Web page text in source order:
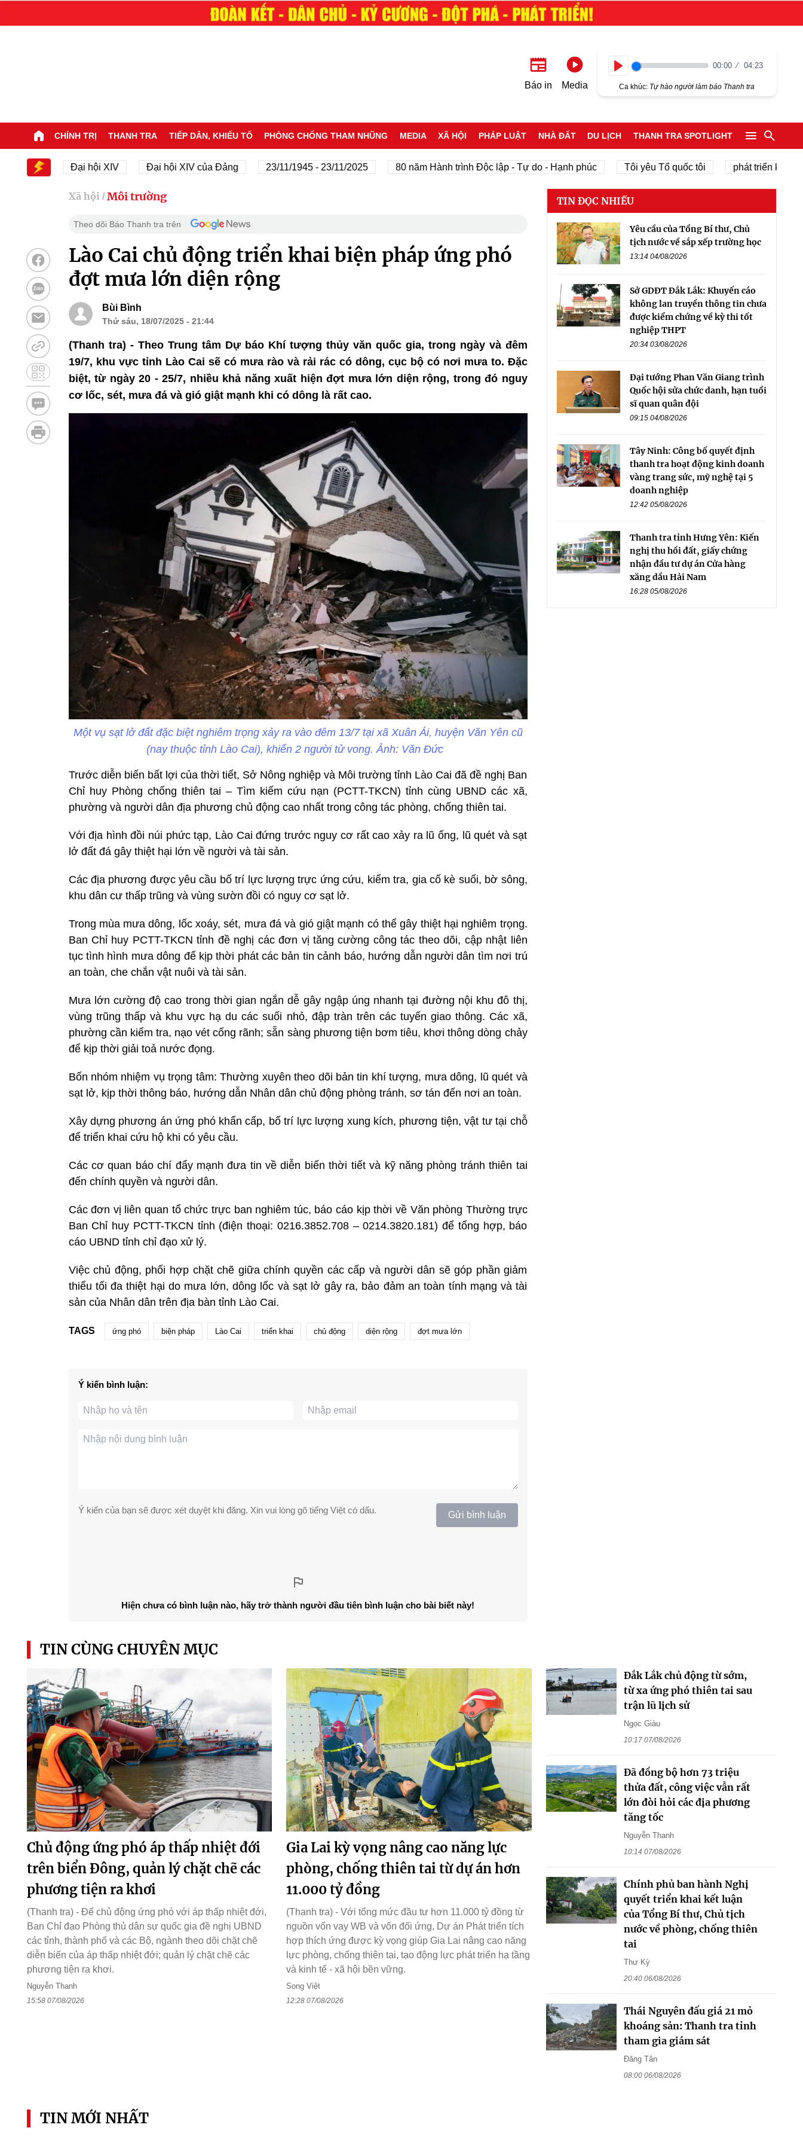
Báo in Media
00:00 04:23
Ca khúc: Tự hào người làm báo Thanh tra
CHÍNH TRỊ THANH TRA TIẾP DÂN, KHIẾU TỐ PHÒNG CHỐNG THAM NHŨNG MEDIA XÃ HỘI PHÁP LUẬT NHÀ ĐẤT DU LỊCH THANH TRA SPOTLIGHT
Đại hội XIV Đại hội XIV của Đảng 23/11/1945 - 23/11/2025 80 năm Hành trình Độc lập - Tự do - Hạnh phúc Tôi yêu Tổ quốc tôi phát triển kinh tế tư
Xã hội / Môi trường
Theo dõi Báo Thanh tra trên
Lào Cai chủ động triển khai biện pháp ứng phó
đợt mưa lớn diện rộng
Bùi Bình
Thứ sáu, 18/07/2025 - 21:44
(Thanh tra) - Theo Trung tâm Dự báo Khí tượng thủy văn quốc gia, trong ngày và đêm
19/7, khu vực tỉnh Lào Cai sẽ có mưa rào và rải rác có dông, cục bộ có nơi mưa to. Đặc
biệt, từ ngày 20 - 25/7, nhiều khả năng xuất hiện đợt mưa lớn diện rộng, trong đó nguy
cơ lốc, sét, mưa đá và gió giật mạnh khi có dông là rất cao.
Một vụ sạt lở đất đặc biệt nghiêm trọng xảy ra vào đêm 13/7 tại xã Xuân Ái, huyện Văn Yên cũ
(nay thuộc tỉnh Lào Cai), khiến 2 người tử vong. Ảnh: Văn Đức
Trước diễn biến bất lợi của thời tiết, Sở Nông nghiệp và Môi trường tỉnh Lào Cai đã đề nghị Ban
Chỉ huy Phòng chống thiên tai – Tìm kiếm cứu nạn (PCTT-TKCN) tỉnh cùng UBND các xã,
phường và người dân địa phương chủ động cao nhất trong công tác phòng, chống thiên tai.
Với địa hình đồi núi phức tạp, Lào Cai đứng trước nguy cơ rất cao xảy ra lũ ống, lũ quét và sạt
lở đất đá gây thiệt hại lớn về người và tài sản.
Các địa phương được yêu cầu bố trí lực lượng trực ứng cứu, kiểm tra, gia cố kè suối, bờ sông,
khu dân cư thấp trũng và vùng sườn đồi có nguy cơ sạt lở.
Trong mùa mưa dông, lốc xoáy, sét, mưa đá và gió giật mạnh có thể gây thiệt hại nghiêm trọng.
Ban Chỉ huy PCTT-TKCN tỉnh đề nghị các đơn vị tăng cường công tác theo dõi, cập nhật liên
tục tình hình mưa dông để kịp thời phát các bản tin cảnh báo, hướng dẫn người dân tìm nơi trú
an toàn, che chắn vật nuôi và tài sản.
Mưa lớn cường độ cao trong thời gian ngắn dễ gây ngập úng nhanh tại đường nội khu đô thị,
vùng trũng thấp và khu vực hạ du các suối nhỏ, đập tràn trên các tuyến giao thông. Các xã,
phường cần kiểm tra, nạo vét cống rãnh; sẵn sàng phương tiện bơm tiêu, khơi thông dòng chảy
để kịp thời giải toả nước đọng.
Bốn nhóm nhiệm vụ trọng tâm: Thường xuyên theo dõi bản tin khí tượng, mưa dông, lũ quét và
sạt lở, kịp thời thông báo, hướng dẫn Nhân dân chủ động phòng tránh, sơ tán đến nơi an toàn.
Xây dựng phương án ứng phó khẩn cấp, bố trí lực lượng xung kích, phương tiện, vật tư tại chỗ
để triển khai cứu hộ khi có yêu cầu.
Các cơ quan báo chí đẩy mạnh đưa tin về diễn biến thời tiết và kỹ năng phòng tránh thiên tai
đến chính quyền và người dân.
Các đơn vị liên quan tổ chức trực ban nghiêm túc, báo cáo kịp thời về Văn phòng Thường trực
Ban Chỉ huy PCTT-TKCN tỉnh (điện thoại: 0216.3852.708 – 0214.3820.181) để tổng hợp, báo
cáo UBND tỉnh chỉ đạo xử lý.
Việc chủ động, phối hợp chặt chẽ giữa chính quyền các cấp và người dân sẽ góp phần giảm
thiểu tối đa thiệt hại do mưa lớn, dông lốc và sạt lở gây ra, bảo đảm an toàn tính mạng và tài
sản của Nhân dân trên địa bàn tỉnh Lào Cai.
TAGS ứng phó biện pháp Lào Cai triển khai chủ động diện rộng đợt mưa lớn
Ý kiến bình luận:
Ý kiến của bạn sẽ được xét duyệt khi đăng. Xin vui lòng gõ tiếng Việt có dấu. Gửi bình luận
Hiện chưa có bình luận nào, hãy trở thành người đầu tiên bình luận cho bài biết này!
TIN ĐỌC NHIỀU
Yêu cầu của Tổng Bí thư, Chủ
tịch nước về sắp xếp trường học
13:14 04/08/2026
Sở GDĐT Đắk Lắk: Khuyến cáo
không lan truyền thông tin chưa
được kiểm chứng về kỳ thi tốt
nghiệp THPT
20:34 03/08/2026
Đại tướng Phan Văn Giang trình
Quốc hội sửa chức danh, hạn tuổi
sĩ quan quân đội
09:15 04/08/2026
Tây Ninh: Công bố quyết định
thanh tra hoạt động kinh doanh
vàng trang sức, mỹ nghệ tại 5
doanh nghiệp
12:42 05/08/2026
Thanh tra tỉnh Hưng Yên: Kiến
nghị thu hồi đất, giấy chứng
nhận đầu tư dự án Cửa hàng
xăng dầu Hải Nam
16:28 05/08/2026
TIN CÙNG CHUYÊN MỤC
Chủ động ứng phó áp thấp nhiệt đới
trên biển Đông, quản lý chặt chẽ các
phương tiện ra khơi
(Thanh tra) - Để chủ động ứng phó với áp thấp nhiệt đới,
Ban Chỉ đạo Phòng thủ dân sự quốc gia đề nghị UBND
các tỉnh, thành phố và các Bộ, ngành theo dõi chặt chẽ
diễn biến của áp thấp nhiệt đới; quản lý chặt chẽ các
phương tiện ra khơi.
Nguyễn Thanh
15:58 07/08/2026
Gia Lai kỳ vọng nâng cao năng lực
phòng, chống thiên tai từ dự án hơn
11.000 tỷ đồng
(Thanh tra) - Với tổng mức đầu tư hơn 11.000 tỷ đồng từ
nguồn vốn vay WB và vốn đối ứng, Dự án Phát triển tích
hợp thích ứng được kỳ vọng giúp Gia Lai nâng cao năng
lực phòng, chống thiên tai, tạo động lực phát triển hạ tầng
và kinh tế - xã hội bền vững.
Song Việt
12:28 07/08/2026
Đắk Lắk chủ động từ sớm,
từ xa ứng phó thiên tai sau
trận lũ lịch sử
Ngọc Giàu
10:17 07/08/2026
Đã đồng bộ hơn 73 triệu
thửa đất, công việc vẫn rất
lớn đòi hỏi các địa phương
tăng tốc
Nguyễn Thanh
10:14 07/08/2026
Chính phủ ban hành Nghị
quyết triển khai kết luận
của Tổng Bí thư, Chủ tịch
nước về phòng, chống thiên
tai
Thư Kỳ
20:40 06/08/2026
Thái Nguyên đấu giá 21 mỏ
khoáng sản: Thanh tra tỉnh
tham gia giám sát
Đăng Tân
08:00 06/08/2026
TIN MỚI NHẤT